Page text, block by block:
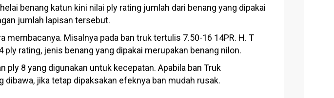
benang katun kini nilai ply rating jumlah dari benang yang dipakai
jumlah lapisan tersebut.
membacanya. Misalnya pada ban truk tertulis 7.50-16 14PR. H. T
rating, jenis benang yang dipakai merupakan benang nilon.
8 yang digunakan untuk kecepatan. Apabila ban Truk
jika tetap dipaksakan efeknya ban mudah rusak.